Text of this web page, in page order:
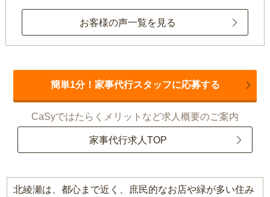
お客様の声一覧を見る
簡単1分！家事代行スタッフに応募する
CaSyではたらくメリットなど求人概要のご案内
家事代行求人TOP
北綾瀬は、都心まで近く、庶民的なお店や緑が多い住み